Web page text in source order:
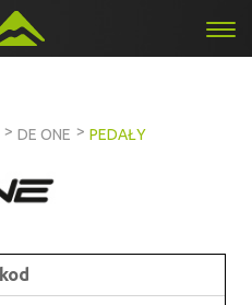
> DE ONE > PEDAŁY
kod